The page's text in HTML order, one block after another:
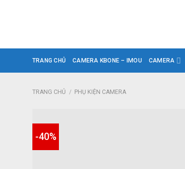
TRANG CHỦ CAMERA KBONE – IMOU CAMERA
TRANG CHỦ / PHỤ KIỆN CAMERA
-40%